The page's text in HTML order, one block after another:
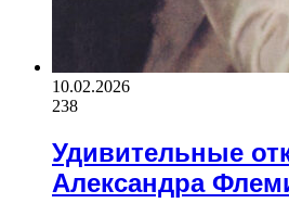
10.02.2026
238
Удивительные
Александра